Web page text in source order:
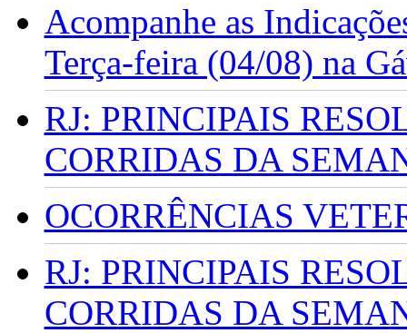
Acompanhe as
Terça-feira (04/08) na
RJ: PRINCIPAIS
CORRIDAS DA
OCORRÊNCIAS
RJ: PRINCIPAIS
CORRIDAS DA